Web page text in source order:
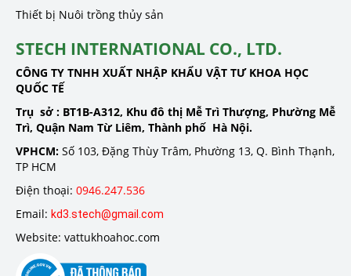
Thiết bị Nuôi trồng thủy sản
STECH INTERNATIONAL CO., LTD.
CÔNG TY TNHH XUẤT NHẬP KHẨU VẬT TƯ KHOA HỌC
QUỐC TẾ
Trụ sở : BT1B-A312, Khu đô thị Mễ Trì Thượng, Phường Mễ
Trì, Quận Nam Từ Liêm, Thành phố Hà Nội.
VPHCM: Số 103, Đặng Thùy Trâm, Phường 13, Q. Bình Thạnh,
TP HCM
Điện thoại: 0946.247.536
Email: kd3.stech@gmail.com
Website: vattukhoahoc.com